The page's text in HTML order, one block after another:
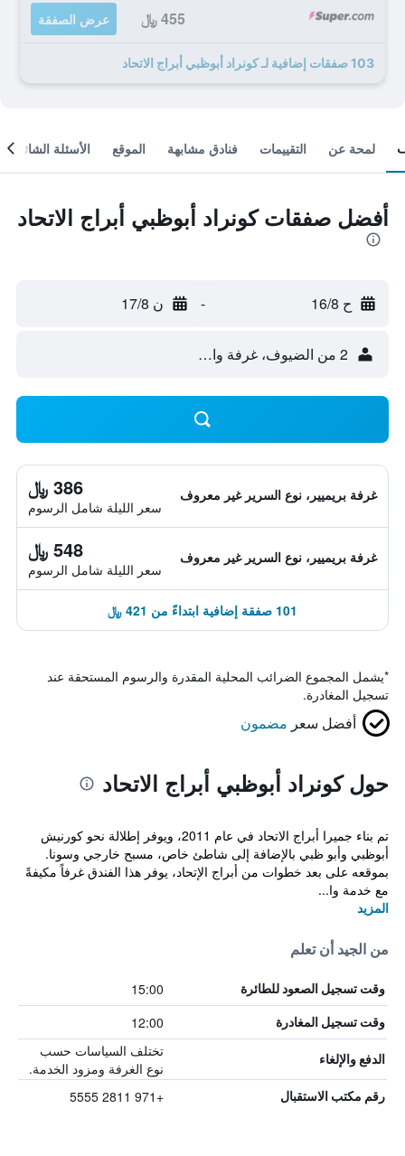
455 ﷼ عرض الصفقة
103 صفقات إضافية لـ كونراد أبوظبي أبراج الاتحاد
لمحة عن التقييمات فنادق مشابهة الموقع الأسئلة الشائعة
أفضل صفقات كونراد أبوظبي أبراج الاتحاد
ح 16/8 - ن 17/8
2 من الضيوف، غرفة واحدة
غرفة بريميير، نوع السرير غير معروف 386 ﷼
سعر الليلة شامل الرسوم
غرفة بريميير، نوع السرير غير معروف 548 ﷼
سعر الليلة شامل الرسوم
101 صفقة إضافية ابتداءً من 421 ﷼
*يشمل المجموع الضرائب المحلية المقدرة والرسوم المستحقة عند
تسجيل المغادرة.
أفضل سعر مضمون
حول كونراد أبوظبي أبراج الاتحاد
تم بناء جميرا أبراج الاتحاد في عام 2011، ويوفر إطلالة نحو كورنيش
أبوظبي وأبو ظبي بالإضافة إلى شاطئ خاص، مسبح خارجي وسونا.
بموقعه على بعد خطوات من أبراج الإتحاد، يوفر هذا الفندق غرفاً مكيفةً
مع خدمة وا...
المزيد
من الجيد أن تعلم
وقت تسجيل الصعود للطائرة 15:00
وقت تسجيل المغادرة 12:00
الدفع والإلغاء
تختلف السياسات حسب
نوع الغرفة ومزود الخدمة.
رقم مكتب الاستقبال +971 2811 5555